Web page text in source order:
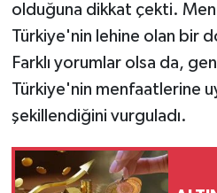
olduğuna dikkat çekti.
Türkiye'nin lehine olan bir
Farklı yorumlar olsa da,
Türkiye'nin menfaatlerine
şekillendiğini vurguladı.